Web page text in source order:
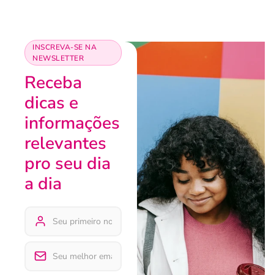
INSCREVA-SE NA
NEWSLETTER
Receba
dicas e
informações
relevantes
pro seu dia
a dia